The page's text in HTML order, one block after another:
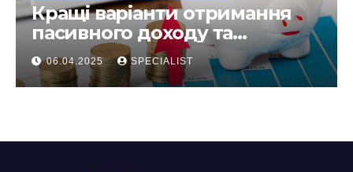
Кращі варіанти отримання
пасивного доходу та
інвестування у 2025 році
06.04.2025 SPECIALIST